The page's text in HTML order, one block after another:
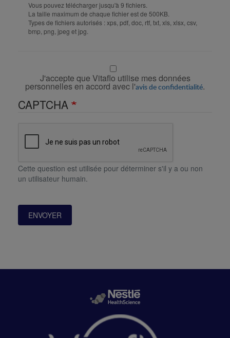
Vous pouvez télécharger jusqu'à 9 fichiers.
La taille maximum de chaque fichier est de 500KB.
Types de fichiers autorisés : xps, pdf, doc, rtf, txt, xls, xlsx, csv,
bmp, png, jpeg et jpg.
J'accepte que Vitaflo utilise mes données
personnelles en accord avec l'avis de confidentialité.
CAPTCHA
Cette question est utilisée pour déterminer s'il y a ou non
un utilisateur humain.
ENVOYER